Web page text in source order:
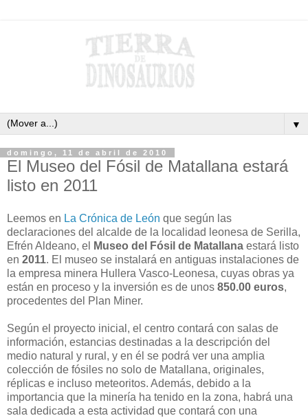
▼
domingo, 11 de abril de 2010
El Museo del Fósil de Matallana estará
listo en 2011
Leemos en La Crónica de León que según las
declaraciones del alcalde de la localidad leonesa de Serilla,
Efrén Aldeano, el
Museo del Fósil de Matallana estará listo
en 2011. El museo se instalará en antiguas instalaciones de
la empresa minera Hullera Vasco-Leonesa, cuyas obras ya
están en proceso y la inversión es de unos 850.00 euros,
procedentes del Plan Miner.
Según el proyecto inicial, el centro contará con salas de
información, estancias destinadas a la descripción del
medio natural y rural, y en él se podrá ver una amplia
colección de fósiles no solo de Matallana, originales,
réplicas e incluso meteoritos. Además, debido a la
importancia que la minería ha tenido en la zona, habrá una
sala dedicada a esta actividad que contará con una